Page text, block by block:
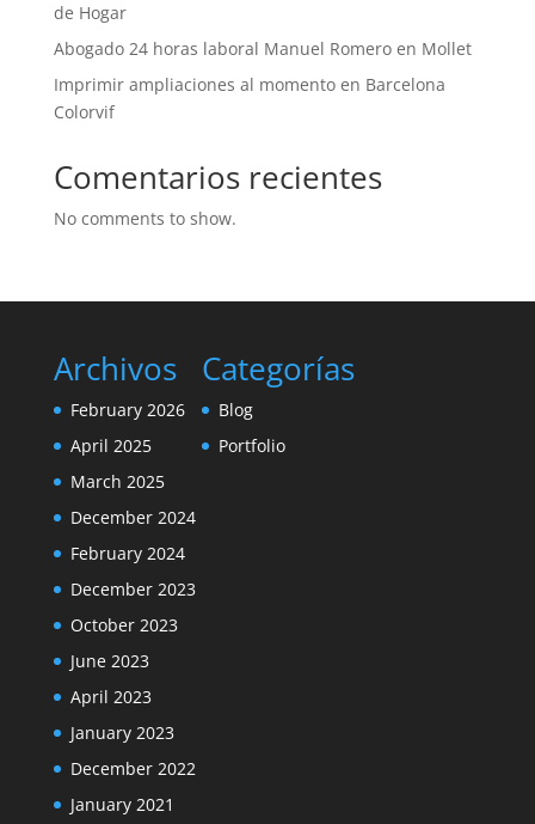
de Hogar
Abogado 24 horas laboral Manuel Romero en Mollet
Imprimir ampliaciones al momento en Barcelona
Colorvif
Comentarios recientes
No comments to show.
Archivos
February 2026
April 2025
March 2025
December 2024
February 2024
December 2023
October 2023
June 2023
April 2023
January 2023
December 2022
January 2021
Categorías
Blog
Portfolio